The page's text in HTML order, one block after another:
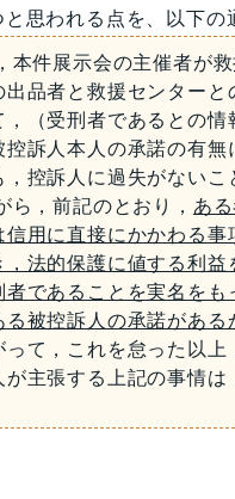
思われる点を、以下の
件展示会の主催者が救
出品者と救援センター
，（受刑者であるとの
控訴人本人の承諾の有
，控訴人に過失がないこ
，前記のとおり， あ
信用に直接にかかわる
，法的保護に値する利
者であることを実名を
る被控訴人の承諾があ
って，これを怠った以
が主張する上記の事情